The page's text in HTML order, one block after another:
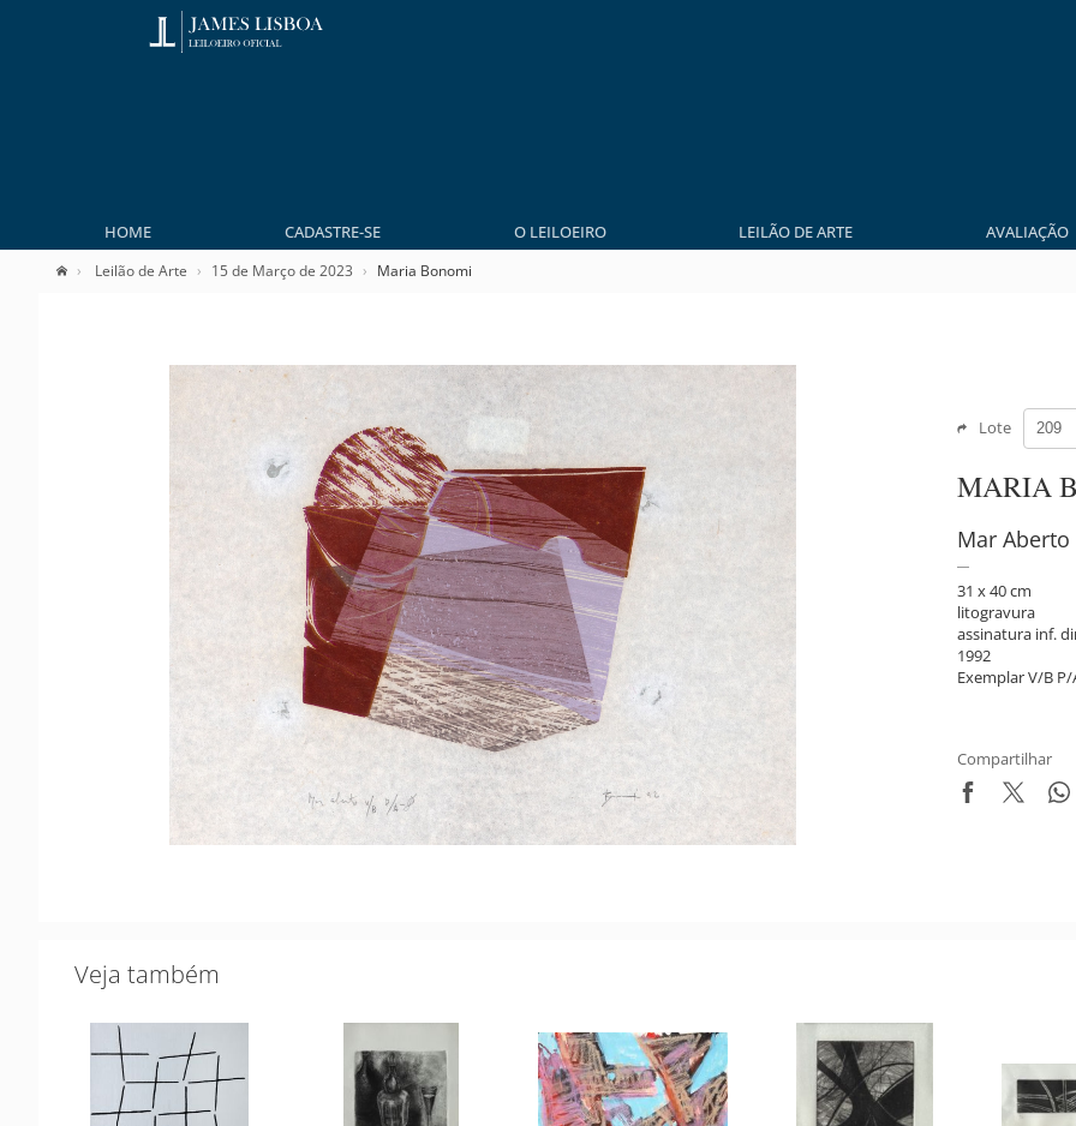
HOME CADASTRE-SE O LEILOEIRO LEILÃO DE ARTE AVALIAÇÃO
Leilão de Arte 15 de Março de 2023 Maria Bonomi
Lote
MARIA
Mar Aberto
31 x 40 cm
litogravura
assinatura inf.
1992
Exemplar V/B P/
Compartilhar
Veja também